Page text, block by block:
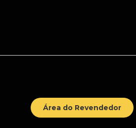
Área do Revendedor